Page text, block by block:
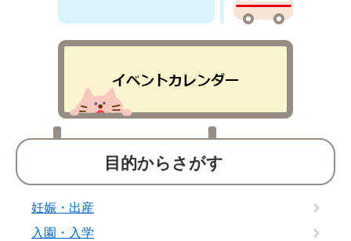
目的からさがす
妊娠・出産
入園・入学